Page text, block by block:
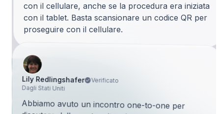
con il cellulare, anche se la procedura era iniziata
con il tablet. Basta scansionare un codice QR per
proseguire con il cellulare.
Lily Redlingshafer Verificato
Dagli Stati Uniti
Abbiamo avuto un incontro one-to-one per
discutere della nostra situazione personale e delle
prossime mosse. Poi Rosa è diventata la nostra
superstar. Ci ha guidati passo dopo passo nel